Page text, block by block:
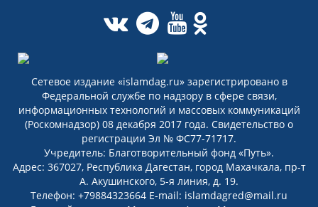
Сетевое издание «islamdag.ru» зарегистрировано в
Федеральной службе по надзору в сфере связи,
информационных технологий и массовых коммуникаций
(Роскомнадзор) 08 декабря 2017 года. Свидетельство о
регистрации Эл № ФС77-71717.
Учредитель: Благотворительный фонд «Путь».
Адрес: 367027, Республика Дагестан, город Махачкала, пр-т
А. Акушинского, 5-я линия, д. 19.
Телефон: +79884323664 E-mail: islamdagred@mail.ru